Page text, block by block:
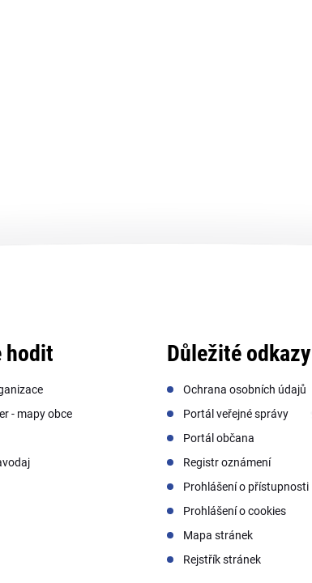
hodit
- mapy obce
Důležité odkazy
Ochrana osobních údajů
Portál veřejné správy
Portál občana
Registr oznámení
Prohlášení o přístupnosti
Prohlášení o cookies
Mapa stránek
Rejstřík stránek